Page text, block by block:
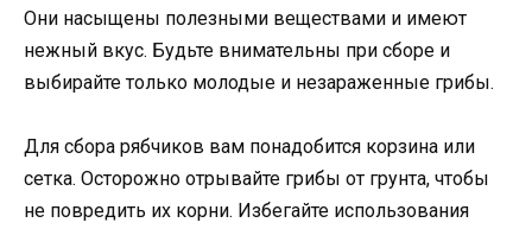
Они насыщены полезными веществами и имеют
нежный вкус. Будьте внимательны при сборе и
выбирайте только молодые и незараженные грибы.
Для сбора рябчиков вам понадобится корзина или
сетка. Осторожно отрывайте грибы от грунта, чтобы
не повредить их корни. Избегайте использования